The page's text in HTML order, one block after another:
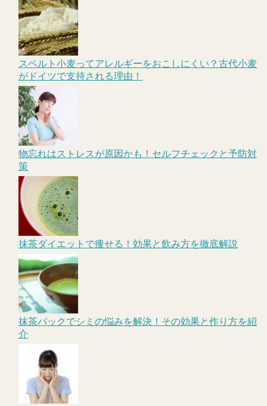
スペルト小麦ってアレルギーをおこしにくい？古代小麦
がドイツで支持される理由！
物忘れはストレスが原因かも！セルフチェックと予防対
策
抹茶ダイエットで痩せる！効果と飲み方を徹底解説
抹茶パックでシミの悩みを解決！その効果と作り方を紹
介